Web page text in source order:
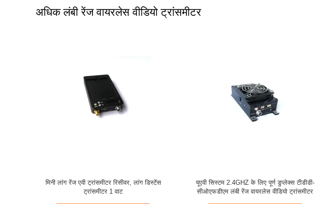
अधिक लंबी रेंज वायरलेस वीडियो ट्रांसमीटर
H.264 HD1080P लॉन्ग रेंज पोर्टेबल कोफडीएम
एचडीएमआई वीडियो ट्रांसमीटर 1 वाट आउटपुट
2 चैनल लांग रेंज वायरलेस वीडियो ट्रांसमीटर साइट 32
डीबीएम की गैर रेखा